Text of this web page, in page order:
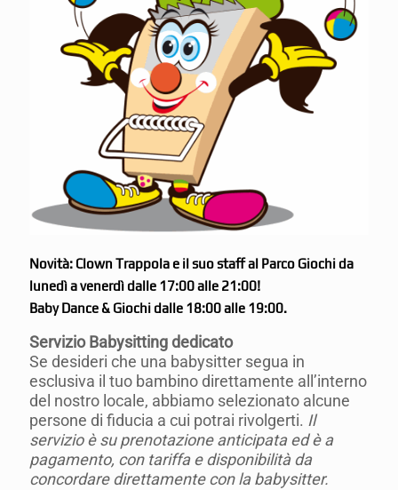
Novità: Clown Trappola e il suo staff al Parco Giochida
lunedì a venerdìdalle 17:00 alle 21:00!
Baby Dance & Giochi dalle 18:00 alle 19:00.
Servizio Babysitting dedicato
Se desideri che una babysitter segua in
esclusiva il tuo bambino direttamente all’interno
del nostro locale, abbiamo selezionato alcune
persone di fiducia a cui potrai rivolgerti. Il
servizio è su prenotazione anticipata ed è a
pagamento, con tariffa e disponibilità da
concordare direttamente con la babysitter.